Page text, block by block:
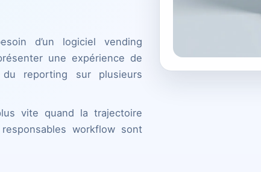
d’un logiciel vending
une expérience de
reporting sur plusieurs
vite quand la trajectoire
workflow sont